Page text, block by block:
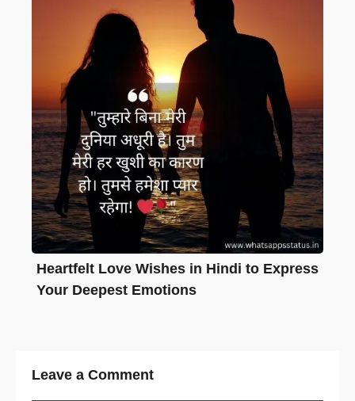
Heartfelt Love Wishes in Hindi to Express
Your Deepest Emotions
Leave a Comment